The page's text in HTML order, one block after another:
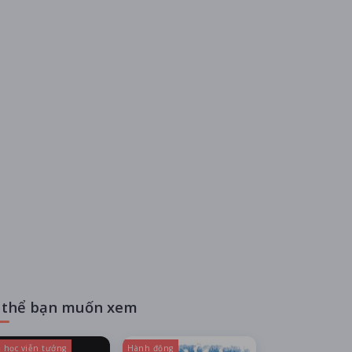
thể bạn muốn xem
học viễn tưởng Hành động